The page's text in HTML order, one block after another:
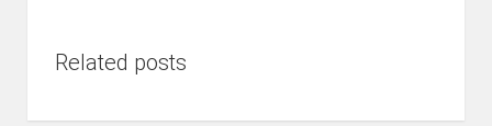
Related posts